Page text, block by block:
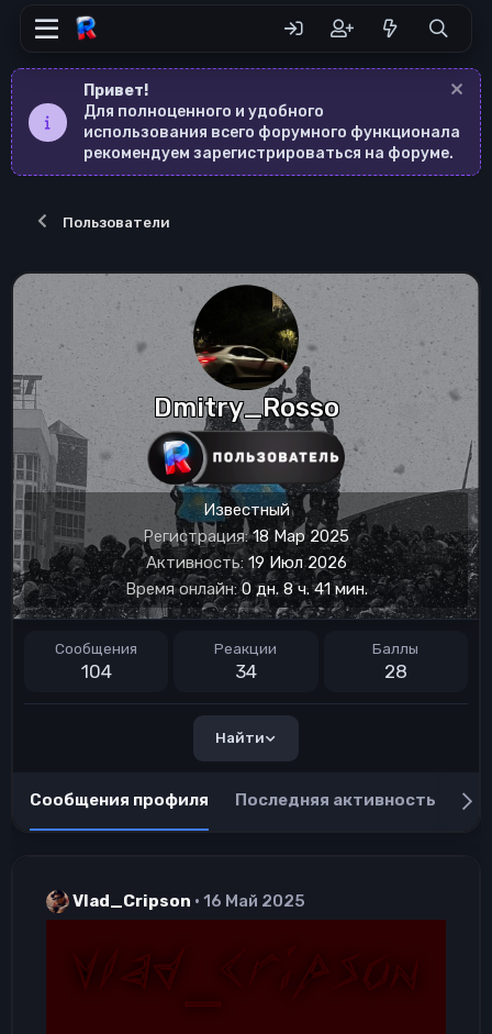
Привет!
Для полноценного и удобного
использования всего форумного функционала
рекомендуем зарегистрироваться на форуме.
Пользователи
Dmitry_Rosso
Известный
Регистрация 18 Мар 2025
Активность 19 Июл 2026
Время онлайн 0 дн. 8 ч. 41 мин.
Сообщения
104
Реакции
34
Баллы
28
Найти
Сообщения профиля Последняя активность
Vlad_Cripson 16 Май 2025